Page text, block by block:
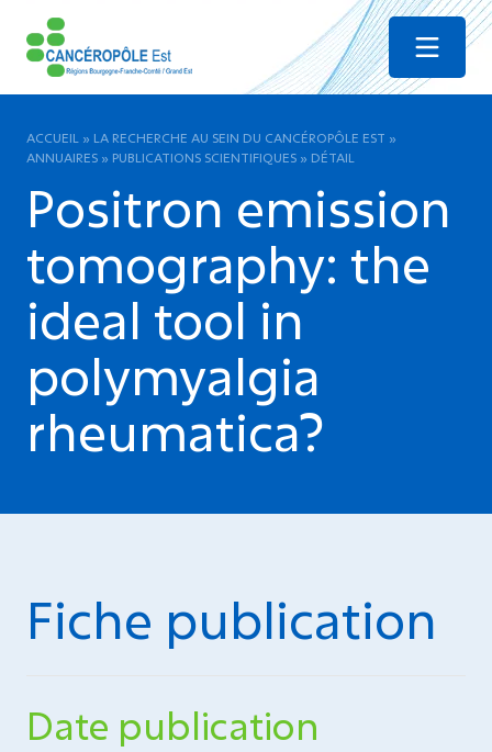
Menu
ACCUEIL » LA RECHERCHE AU SEIN DU CANCÉROPÔLE EST »
ANNUAIRES » PUBLICATIONS SCIENTIFIQUES » DÉTAIL
Positron emission
tomography: the
ideal tool in
polymyalgia
rheumatica?
Fiche publication
Date publication